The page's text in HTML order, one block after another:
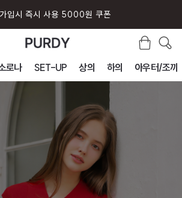
입시 즉시 사용 5000원 쿠폰
로나 SET-UP 상의 하의 아우터/조끼